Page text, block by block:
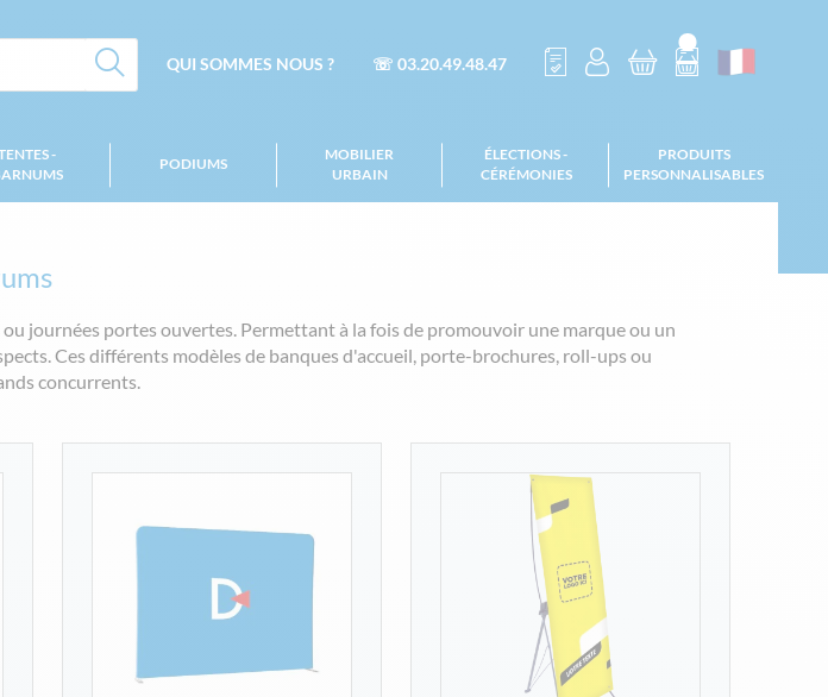
QUI SOMMES NOUS ? ☏ 03.20.49.48.47
-
PODIUMS
MOBILIER
URBAIN
ÉLECTIONS -
CÉRÉMONIES
PRODUITS
PERSONNALISABLES
journées portes ouvertes. Permettant à la fois de promouvoir une marque ou un
Ces différents modèles de banques d'accueil, porte-brochures, roll-ups ou
concurrents.